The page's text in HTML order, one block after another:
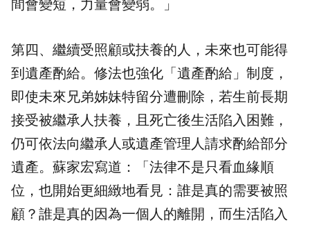
間會變短，力量會變弱。」
第四、繼續受照顧或扶養的人，未來也可能得
到遺產酌給。修法也強化「遺產酌給」制度，
即使未來兄弟姊妹特留分遭刪除，若生前長期
接受被繼承人扶養，且死亡後生活陷入困難，
仍可依法向繼承人或遺產管理人請求酌給部分
遺產。蘇家宏寫道：「法律不是只看血緣順
位，也開始更細緻地看見：誰是真的需要被照
顧？誰是真的因為一個人的離開，而生活陷入